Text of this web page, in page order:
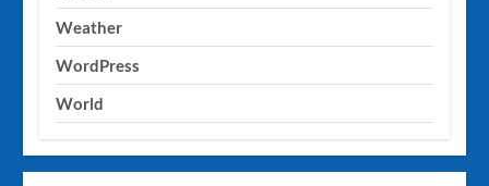
Weather
WordPress
World